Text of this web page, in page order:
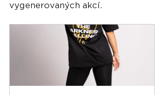
vygenerovaných akcí.